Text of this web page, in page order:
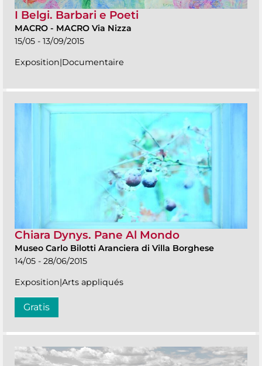
I Belgi. Barbari e Poeti
MACRO - MACRO Via Nizza
15/05 - 13/09/2015
Exposition|Documentaire
Chiara Dynys. Pane Al Mondo
Museo Carlo Bilotti Aranciera di Villa Borghese
14/05 - 28/06/2015
Exposition|Arts appliqués
Gratis